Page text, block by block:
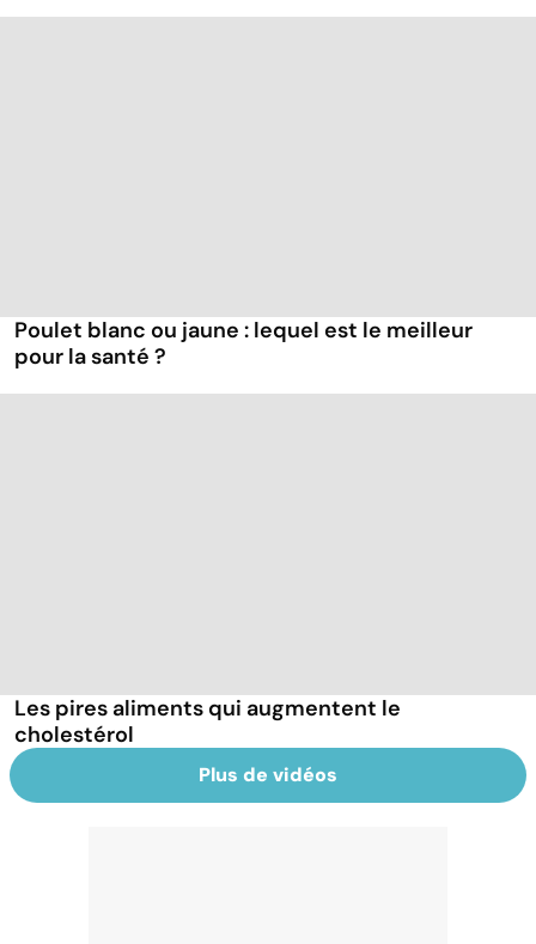
Poulet blanc ou jaune : lequel est le meilleur
pour la santé ?
Les pires aliments qui augmentent le
cholestérol
Plus de vidéos